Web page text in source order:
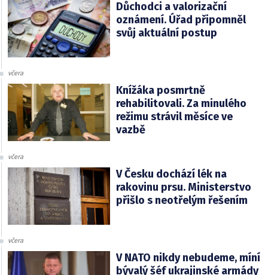
Důchodci a valorizační
oznámení. Úřad připomněl
svůj aktuální postup
včera
Knížáka posmrtně
rehabilitovali. Za minulého
režimu strávil měsíce ve
vazbě
včera
V Česku dochází lék na
rakovinu prsu. Ministerstvo
přišlo s neotřelým řešením
včera
V NATO nikdy nebudeme, míní
bývalý šéf ukrajinské armády